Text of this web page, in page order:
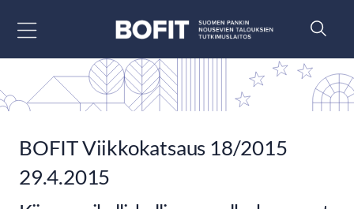
BOFIT Viikkokatsaus 18/2015
29.4.2015